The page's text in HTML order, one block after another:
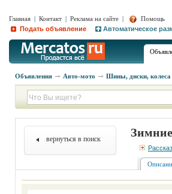
Главная | Контакт | Реклама на сайте |
Помощь
Подать объявление
Автоматическое
Объявления Авто-мото Шины, диски, колеса
вернуться в поиск